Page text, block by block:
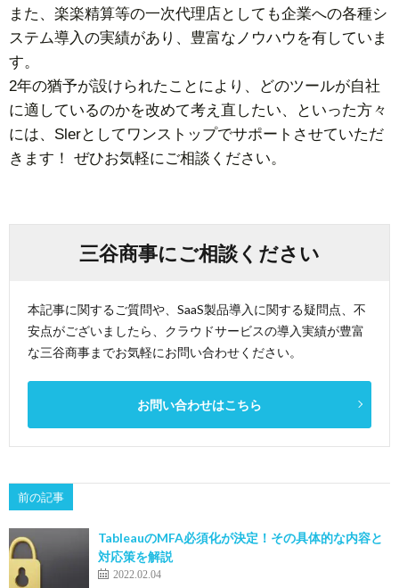
また、楽楽精算等の一次代理店としても企業への各種シ
ステム導入の実績があり、豊富なノウハウを有していま
す。
2年の猶予が設けられたことにより、どのツールが自社
に適しているのかを改めて考え直したい、といった方々
には、Slerとしてワンストップでサポートさせていただ
きます！ ぜひお気軽にご相談ください。
三谷商事にご相談ください
本記事に関するご質問や、SaaS製品導入に関する疑問点、不
安点がございましたら、クラウドサービスの導入実績が豊富
な三谷商事までお気軽にお問い合わせください。
お問い合わせはこちら
前の記事
TableauのMFA必須化が決定！その具体的な内容と
対応策を解説
2022.02.04